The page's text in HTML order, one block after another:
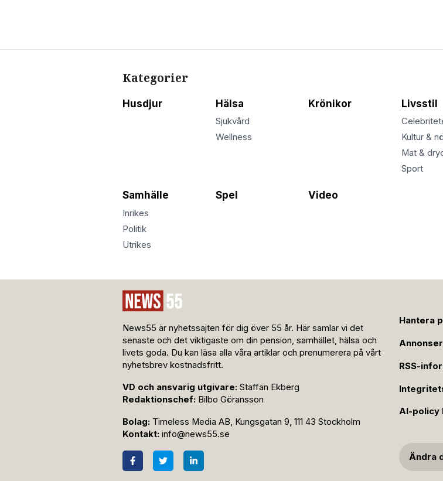
Kategorier
Husdjur Hälsa
Sjukvård
Wellness
Krönikor Livsstil
Kultur &
Mat &
Sport
Samhälle
Inrikes
Politik
Utrikes
Spel Video
News55 är nyhetssajten för dig över 55 år. Här samlar vi det
senaste och det viktigaste om din pension, samhället, hälsa och
livets goda. Du kan läsa alla våra artiklar och prenumerera på vårt
nyhetsbrev kostnadsfritt.
VD och ansvarig utgivare: Staffan Ekberg
Redaktionschef: Bilbo Göransson
Bolag: Timeless Media AB, Kungsgatan 9, 111 43 Stockholm
Kontakt: info@news55.se
Hantera
RSS-
AI-policy
Ändra